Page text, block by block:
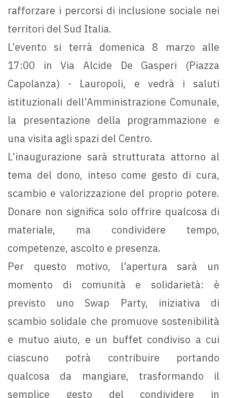
rafforzare i percorsi di inclusione sociale nei
territori del Sud Italia.
L’evento si terrà domenica 8 marzo alle
17:00 in Via Alcide De Gasperi (Piazza
Capolanza) - Lauropoli, e vedrà i saluti
istituzionali dell’Amministrazione Comunale,
la presentazione della programmazione e
una visita agli spazi del Centro.
L’inaugurazione sarà strutturata attorno al
tema del dono, inteso come gesto di cura,
scambio e valorizzazione del proprio potere.
Donare non significa solo offrire qualcosa di
materiale, ma condividere tempo,
competenze, ascolto e presenza.
Per questo motivo, l’apertura sarà un
momento di comunità e solidarietà: è
previsto uno Swap Party, iniziativa di
scambio solidale che promuove sostenibilità
e mutuo aiuto, e un buffet condiviso a cui
ciascuno potrà contribuire portando
qualcosa da mangiare, trasformando il
semplice gesto del condividere in